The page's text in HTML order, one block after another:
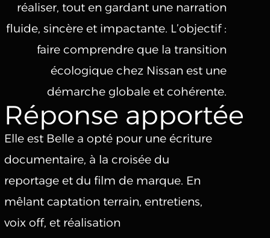
réaliser, tout en gardant une narration
fluide, sincère et impactante. L’objectif :
faire comprendre que la transition
écologique chez Nissan est une
démarche globale et cohérente.
Réponse apportée
Elle est Belle a opté pour une écriture
documentaire, à la croisée du
reportage et du film de marque. En
mêlant captation terrain, entretiens,
voix off, et réalisation